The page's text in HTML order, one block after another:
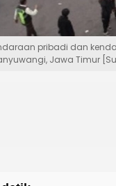
pribadi dan
Jawa Timur